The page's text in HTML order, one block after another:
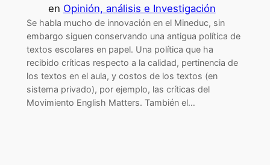
en Opinión, análisis e Investigación
Se habla mucho de innovación en el Mineduc, sin
embargo siguen conservando una antigua política de
textos escolares en papel. Una política que ha
recibido críticas respecto a la calidad, pertinencia de
los textos en el aula, y costos de los textos (en
sistema privado), por ejemplo, las críticas del
Movimiento English Matters. También el…